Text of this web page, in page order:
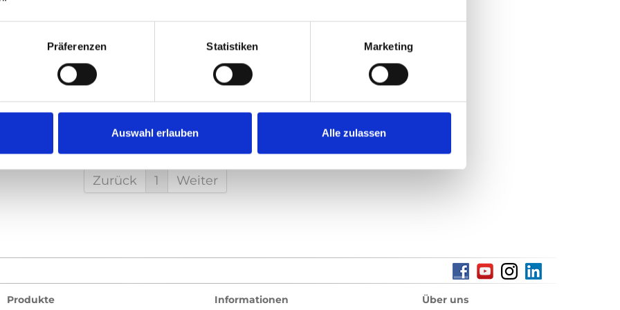
Präferenzen Statistiken Marketing
Auswahl erlauben Alle zulassen
Zurück 1 Weiter
Produkte Informationen Über uns